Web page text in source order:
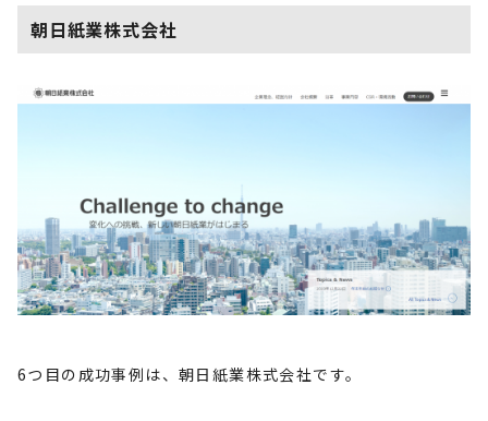
朝日紙業株式会社
6つ目の成功事例は、朝日紙業株式会社です。